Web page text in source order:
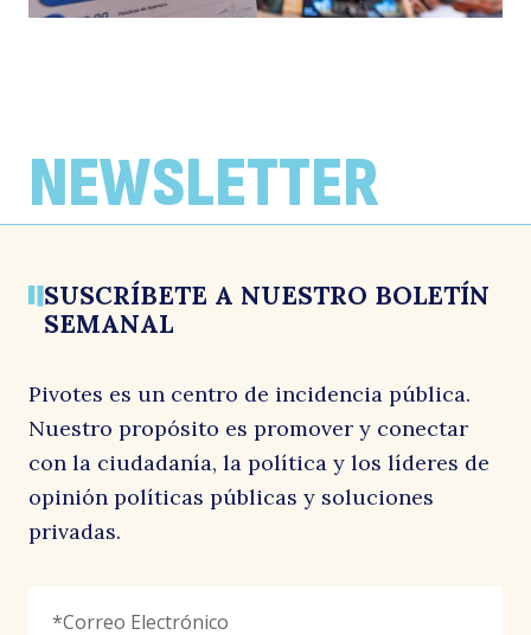
país
Por: El Diario de Atacama
1 junio, 2026
Por: La Estrella de Iquique
1 junio, 2026
que se consolidó al cierre del gobierno
de Boric
Por: El Diario Financiero
NEWSLETTER
SUSCRÍBETE A NUESTRO BOLETÍN
SEMANAL
señala
Electrónico *
Pivotes es un centro de incidencia pública.
Nuestro propósito es promover y conectar
con la ciudadanía, la política y los líderes de
opinión políticas públicas y soluciones
privadas.